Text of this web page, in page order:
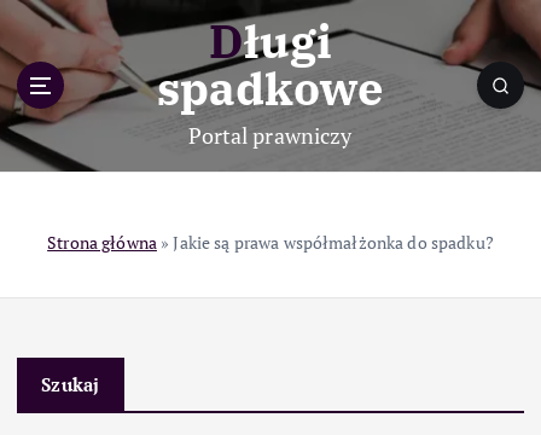
p
o
c
Długi
spadkowe
Portal prawniczy
Strona główna»Jakie są prawa współmałżonka do spadku?
Szukaj